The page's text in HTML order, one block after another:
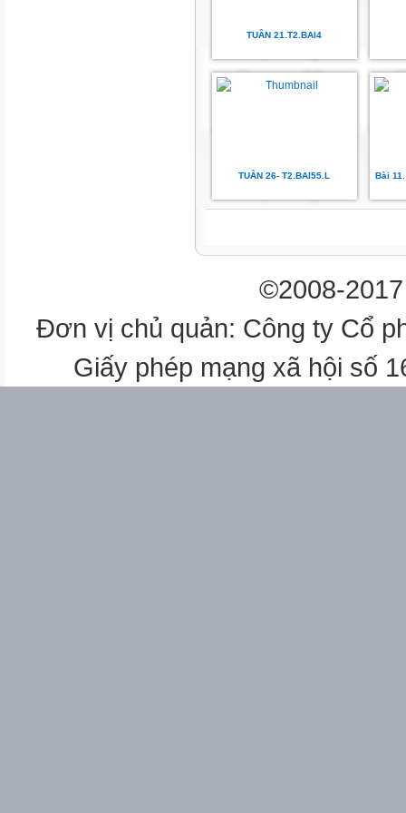
3,5 x 7,4 =? 7,4 x 3,5
(5,3 x 1,5) x 2 =? 5,3 x (1,5 x 2)
TUẦN 21.T2.BAI4
TUẦN 26- T2.BAI55.L Bài
©2008-
Đơn vị chủ quản: Công ty Cổ
Giấy phép mạng xã hội số